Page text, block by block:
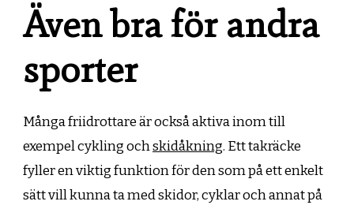
Även bra för andra
sporter
Många friidrottare är också aktiva inom till
exempel cykling ochskidåkning. Ett takräcke
fyller en viktig funktion för den som på ett enkelt
sätt vill kunna ta med skidor, cyklar och annat på